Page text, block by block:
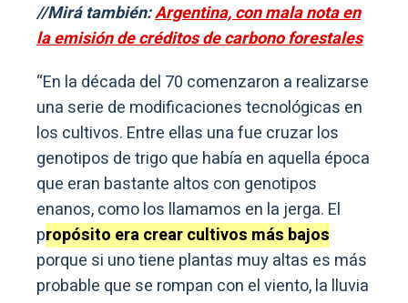
//Mirá también:Argentina, con mala nota en
la emisión de créditos de carbono forestales
“En la década del 70 comenzaron a realizarse
una serie de modificaciones tecnológicas en
los cultivos. Entre ellas una fue cruzar los
genotipos de trigo que había en aquella época
que eran bastante altos con genotipos
enanos, como los llamamos en la jerga. El
propósito era crear cultivos más bajos
porque si uno tiene plantas muy altas es más
probable que se rompan con el viento, la lluvia